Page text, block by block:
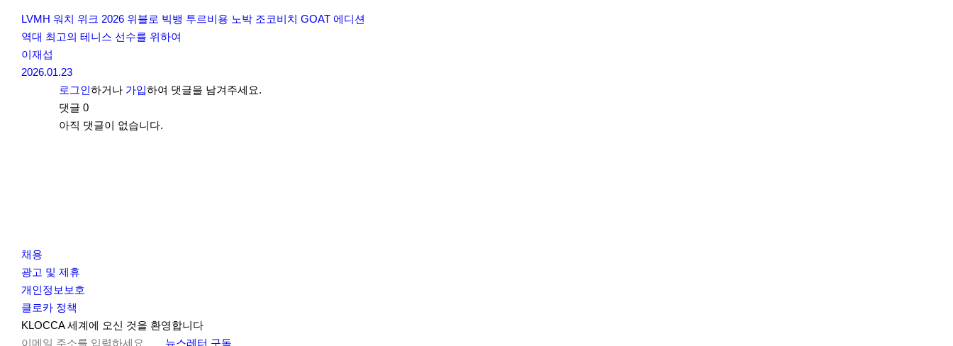
LVMH 워치 위크 2026 위블로 빅뱅 투르비용 노박 조코비치 GOAT 에디션
역대 최고의 테니스 선수를 위하여
이재섭
2026.01.23
로그인하거나 가입하여 댓글을 남겨주세요.
댓글 0
아직 댓글이 없습니다.
채용
광고 및 제휴
개인정보보호
클로카 정책
I
n
Y
o
K
L
KLOCCA 세계에 오신 것을 환영합니다
뉴스레터 구독